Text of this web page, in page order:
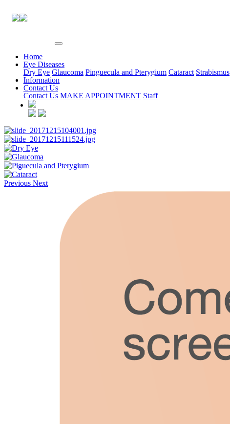
Home
Eye Diseases
Dry Eye Glaucoma Pinguecula and Pterygium Cataract Strabismus
Information
Contact Us
Contact Us MAKE APPOINTMENT Staff
Previous Next